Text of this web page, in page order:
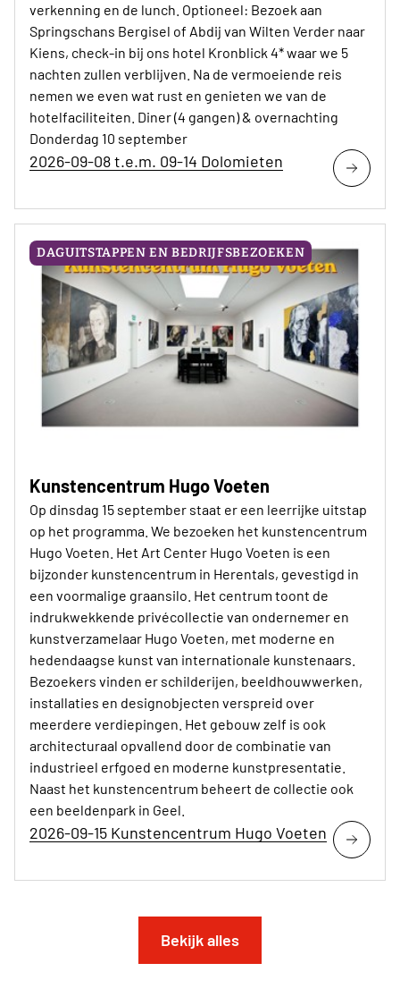
verkenning en de lunch. Optioneel: Bezoek aan
Springschans Bergisel of Abdij van Wilten Verder naar
Kiens, check-in bij ons hotel Kronblick 4* waar we 5
nachten zullen verblijven. Na de vermoeiende reis
nemen we even wat rust en genieten we van de
hotelfaciliteiten. Diner (4 gangen) & overnachting
Donderdag 10 september
2026-09-08 t.e.m. 09-14 Dolomieten
DAGUITSTAPPEN EN BEDRIJFSBEZOEKEN
Kunstencentrum Hugo Voeten
Op dinsdag 15 september staat er een leerrijke uitstap
op het programma. We bezoeken het kunstencentrum
Hugo Voeten. Het Art Center Hugo Voeten is een
bijzonder kunstencentrum in Herentals, gevestigd in
een voormalige graansilo. Het centrum toont de
indrukwekkende privécollectie van ondernemer en
kunstverzamelaar Hugo Voeten, met moderne en
hedendaagse kunst van internationale kunstenaars.
Bezoekers vinden er schilderijen, beeldhouwwerken,
installaties en designobjecten verspreid over
meerdere verdiepingen. Het gebouw zelf is ook
architecturaal opvallend door de combinatie van
industrieel erfgoed en moderne kunstpresentatie.
Naast het kunstencentrum beheert de collectie ook
een beeldenpark in Geel.
2026-09-15 Kunstencentrum Hugo Voeten
Bekijk alles